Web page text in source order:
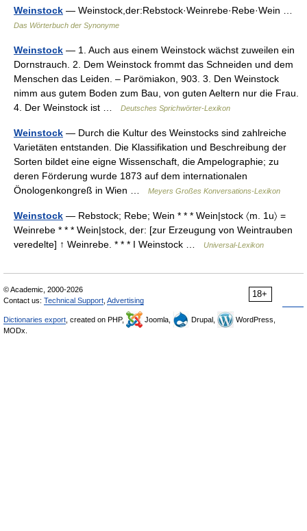
Weinstock — Weinstock,der:Rebstock·Weinrebe·Rebe·Wein …
Das Wörterbuch der Synonyme
Weinstock — 1. Auch aus einem Weinstock wächst zuweilen ein
Dornstrauch. 2. Dem Weinstock frommt das Schneiden und dem
Menschen das Leiden. – Parömiakon, 903. 3. Den Weinstock
nimm aus gutem Boden zum Bau, von guten Aeltern nur die Frau.
4. Der Weinstock ist …
Deutsches Sprichwörter-Lexikon
Weinstock — Durch die Kultur des Weinstocks sind zahlreiche
Varietäten entstanden. Die Klassifikation und Beschreibung der
Sorten bildet eine eigne Wissenschaft, die Ampelographie; zu
deren Förderung wurde 1873 auf dem internationalen
Önologenkongreß in Wien …
Meyers Großes Konversations-Lexikon
Weinstock — Rebstock; Rebe; Wein * * * Wein|stock 〈m. 1u〉 =
Weinrebe * * * Wein|stock, der: [zur Erzeugung von Weintrauben
veredelte] ↑ Weinrebe. * * * I Weinstock …
Universal-Lexikon
18+
© Academic, 2000-2026
Contact us: Technical Support Advertising
Dictionaries export , created on PHP, Joomla, Drupal,
WordPress,
MODx.